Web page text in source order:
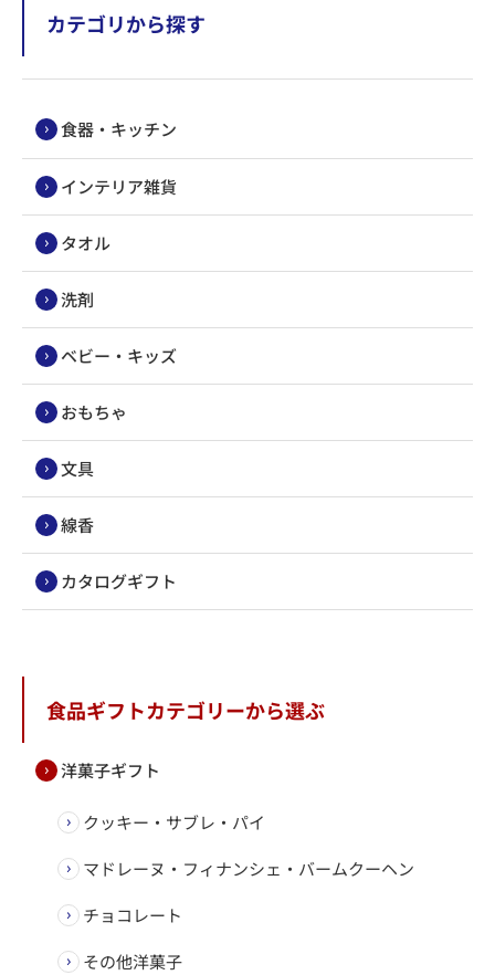
カテゴリから探す
食器・キッチン
インテリア雑貨
タオル
洗剤
ベビー・キッズ
おもちゃ
文具
線香
カタログギフト
食品ギフトカテゴリーから選ぶ
洋菓子ギフト
クッキー・サブレ・パイ
マドレーヌ・フィナンシェ・バームクーヘン
チョコレート
その他洋菓子